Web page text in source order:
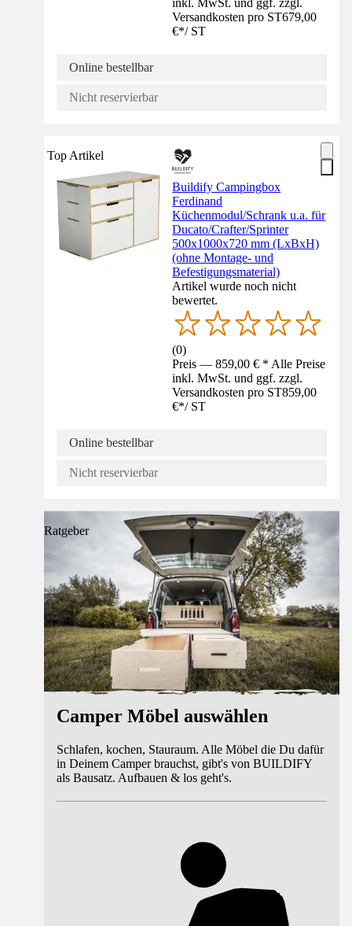
Versandkosten pro ST679,00
€*/ ST
Online bestellbar
Nicht reservierbar
Top Artikel
Buildify Campingbox
Ferdinand
Küchenmodul/Schrank u.a. für
Ducato/Crafter/Sprinter
500x1000x720 mm (LxBxH)
(ohne Montage- und
Befestigungsmaterial)
Artikel wurde noch nicht
bewertet.
(0)
Preis — 859,00 € * Alle Preise
inkl. MwSt. und ggf. zzgl.
Versandkosten pro ST859,00
€*/ ST
Online bestellbar
Nicht reservierbar
Ratgeber
Camper Möbel auswählen
Schlafen, kochen, Stauraum. Alle Möbel die Du dafür
in Deinem Camper brauchst, gibt's von BUILDIFY
als Bausatz. Aufbauen & los geht's.